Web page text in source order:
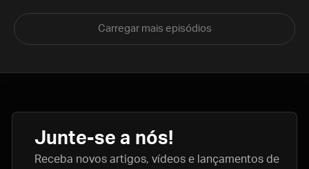
Carregar mais episódios
Junte-se a nós!
Receba novos artigos, vídeos e lançamentos de